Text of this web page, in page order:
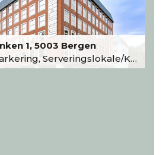
1, 5003 Bergen
Kantine, Undervisning/Arrangement